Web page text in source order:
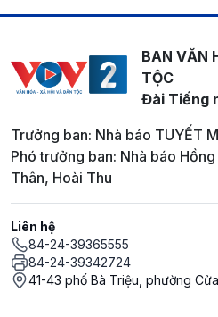
BAN VĂN
TỘC
Đài Tiếng
Trưởng ban: Nhà báo TUYẾT
Phó trưởng ban: Nhà báo
Thân, Hoài Thu
Liên hệ
84-24-39365555
84-24-39342724
41-43 phố Bà Triệu, phường